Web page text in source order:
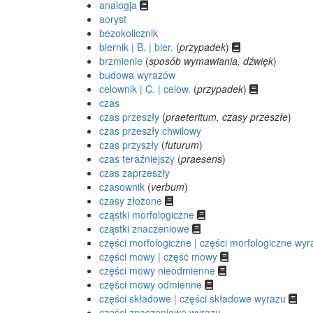
analogja
aoryst
bezokolicznik
biernik | B. | bier. (przypadek)
brzmienie (sposób wymawiania, dźwięk)
budowa wyrazów
celownik | C. | celow. (przypadek)
czas
czas przeszły (praeteritum, czasy przeszłe)
czas przeszły chwilowy
czas przyszły (futurum)
czas teraźniejszy (praesens)
czas zaprzeszły
czasownik (verbum)
czasy złożone
cząstki morfologiczne
cząstki znaczeniowe
części morfologiczne | części morfologiczne
części mowy | część mowy
części mowy nieodmienne
części mowy odmienne
części składowe | części składowe wyrazu